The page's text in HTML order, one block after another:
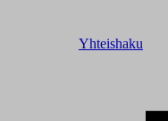
Yhteishaku